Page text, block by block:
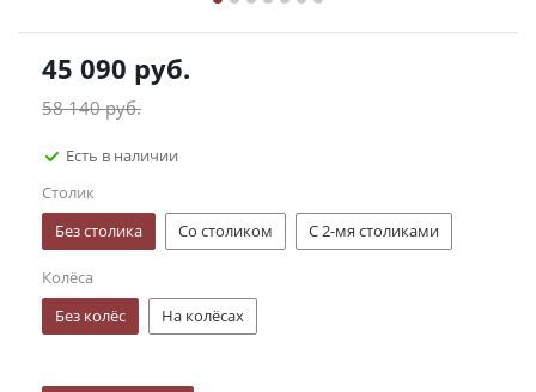
45 090 руб.
58 140руб.
Есть в наличии
Столик
Без столика
Со столиком С 2-мя столиками
Колёса
Без колёс
На колёсах